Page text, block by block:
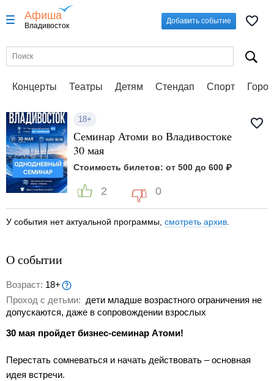
Афиша
Владивосток
Добавить событие
Концерты Театры Детям Стендап Спорт
18+
Семинар Атоми во Владивостоке
30 мая
Стоимость билетов: от 500 до 600 ₽
2 0
У события нет актуальной программы, смотреть архив
О событии
Возраст: 18+
Проход с детьми: дети младше возрастного ограничения не
допускаются, даже в сопровождении взрослых
30 мая пройдет бизнес-семинар Атоми!
Перестать сомневаться и начать действовать – основная
идея встречи.